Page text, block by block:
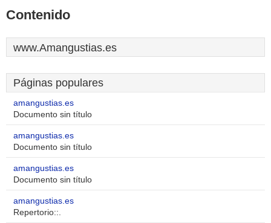
Contenido
www.Amangustias.es
Páginas populares
amangustias.es
Documento sin título
amangustias.es
Documento sin título
amangustias.es
Documento sin título
amangustias.es
Repertorio::.